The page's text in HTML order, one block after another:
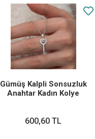
Gümüş Kalpli Sonsuzluk
Anahtar Kadın Kolye
600,60 TL